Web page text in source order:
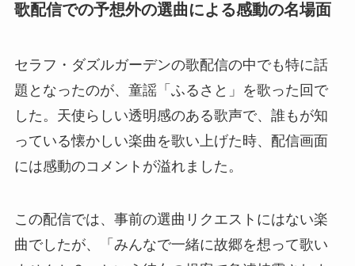
歌配信での予想外の選曲による感動の名場面
セラフ・ダズルガーデンの歌配信の中でも特に話
題となったのが、童謡「ふるさと」を歌った回で
した。天使らしい透明感のある歌声で、誰もが知
っている懐かしい楽曲を歌い上げた時、配信画面
には感動のコメントが溢れました。
この配信では、事前の選曲リクエストにはない楽
曲でしたが、「みんなで一緒に故郷を想って歌い